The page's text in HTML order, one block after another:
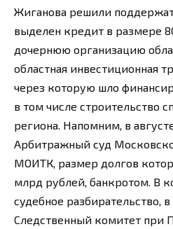
Жиганова решили
выделен кредит в размере
дочернюю организацию
областная инвестиционная
через которую шло
в том числе строительство
региона. Напомним, в
Арбитражный суд
МОИТК, размер долгов
млрд рублей, банкротом. В
судебное разбирательство,
Следственный комитет при